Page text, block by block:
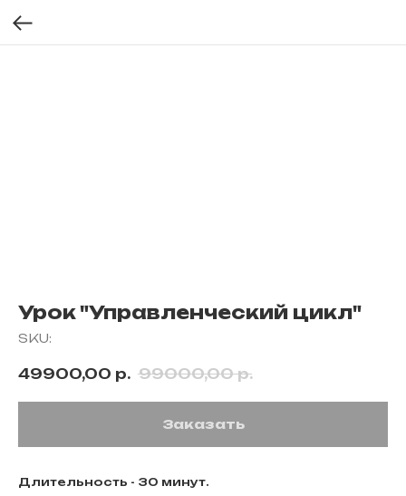
Урок "Управленческий цикл"
SKU:
49900,00 р. 99000,00 р.
Заказать
Длительность - 30 минут.